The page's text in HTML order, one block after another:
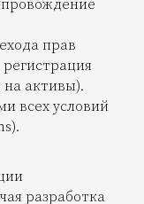
прав
на активы).
всех условий
разработка